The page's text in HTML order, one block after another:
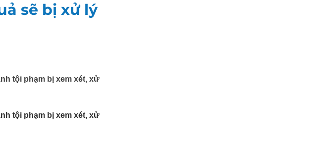
sẽ bị xử lý
tội phạm bị xem xét, xử
tội phạm bị xem xét, xử